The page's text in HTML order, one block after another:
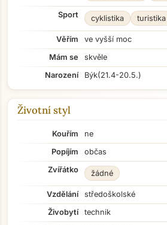
Sport cyklistika turistika
Věřím
ve vyšší moc
Mám se
skvěle
Narození
Býk(21.4-20.5.)
Životní styl
Kouřím
ne
Popíjím
občas
Zvířátko
žádné
Vzdělání
středoškolské
Živobytí
technik